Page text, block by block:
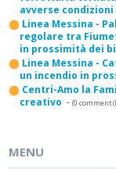
avverse
Linea Messina -
regolare tra
in prossimità dei
Linea Messina -
un incendio in
Centri-Amo la
creativo - (0 commenti)
MENU